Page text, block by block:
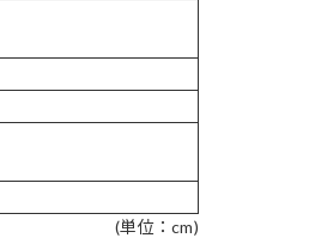
(単位：cm)